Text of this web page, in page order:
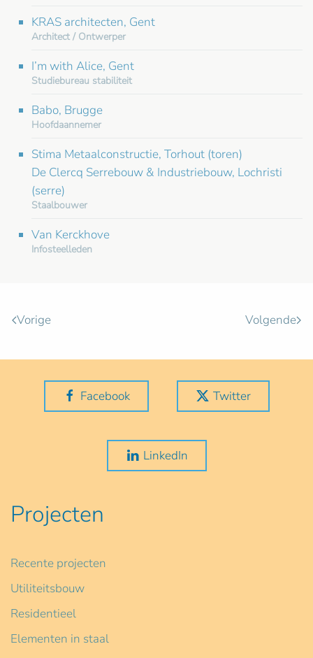
KRAS architecten, Gent
Architect / Ontwerper
I’m with Alice, Gent
Studiebureau stabiliteit
Babo, Brugge
Hoofdaannemer
Stima Metaalconstructie, Torhout (toren)
De Clercq Serrebouw & Industriebouw, Lochristi
(serre)
Staalbouwer
Van Kerckhove
Infosteelleden
Vorige Volgende
Facebook Twitter
LinkedIn
Projecten
Recente projecten
Utiliteitsbouw
Residentieel
Elementen in staal